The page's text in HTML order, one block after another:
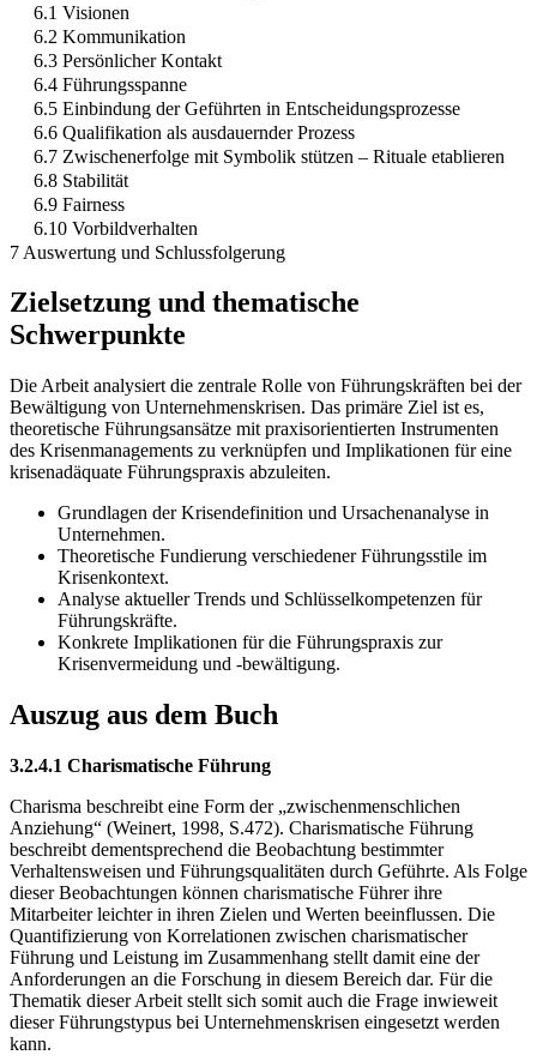
6.1 Visionen
6.2 Kommunikation
6.3 Persönlicher Kontakt
6.4 Führungsspanne
6.5 Einbindung der Geführten in Entscheidungsprozesse
6.6 Qualifikation als ausdauernder Prozess
6.7 Zwischenerfolge mit Symbolik stützen – Rituale etablieren
6.8 Stabilität
6.9 Fairness
6.10 Vorbildverhalten
7 Auswertung und Schlussfolgerung
Zielsetzung und thematische
Schwerpunkte
Die Arbeit analysiert die zentrale Rolle von Führungskräften bei der
Bewältigung von Unternehmenskrisen. Das primäre Ziel ist es,
theoretische Führungsansätze mit praxisorientierten Instrumenten
des Krisenmanagements zu verknüpfen und Implikationen für eine
krisenadäquate Führungspraxis abzuleiten.
Grundlagen der Krisendefinition und Ursachenanalyse in
Unternehmen.
Theoretische Fundierung verschiedener Führungsstile im
Krisenkontext.
Analyse aktueller Trends und Schlüsselkompetenzen für
Führungskräfte.
Konkrete Implikationen für die Führungspraxis zur
Krisenvermeidung und -bewältigung.
Auszug aus dem Buch
3.2.4.1 Charismatische Führung
Charisma beschreibt eine Form der „zwischenmenschlichen
Anziehung“ (Weinert, 1998, S.472). Charismatische Führung
beschreibt dementsprechend die Beobachtung bestimmter
Verhaltensweisen und Führungsqualitäten durch Geführte. Als Folge
dieser Beobachtungen können charismatische Führer ihre
Mitarbeiter leichter in ihren Zielen und Werten beeinflussen. Die
Quantifizierung von Korrelationen zwischen charismatischer
Führung und Leistung im Zusammenhang stellt damit eine der
Anforderungen an die Forschung in diesem Bereich dar. Für die
Thematik dieser Arbeit stellt sich somit auch die Frage inwieweit
dieser Führungstypus bei Unternehmenskrisen eingesetzt werden
kann.